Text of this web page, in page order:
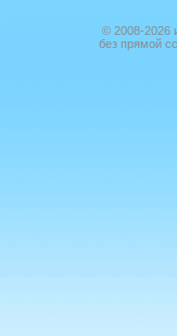
© 2008-2026
без прямой